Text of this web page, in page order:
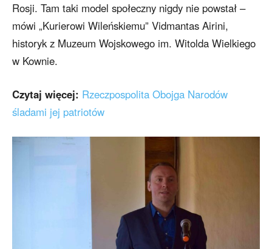
Rosji. Tam taki model społeczny nigdy nie powstał –
mówi „Kurierowi Wileńskiemu” Vidmantas Airini,
historyk z Muzeum Wojskowego im. Witolda Wielkiego
w Kownie.
Czytaj więcej: Rzeczpospolita Obojga Narodów
śladami jej patriotów